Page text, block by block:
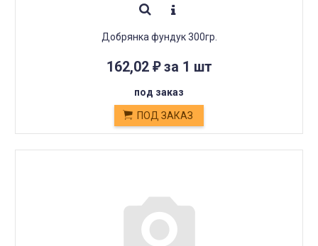
Добрянка фундук 300гр.
162,02 ₽за 1 шт
под заказ
ПОД ЗАКАЗ